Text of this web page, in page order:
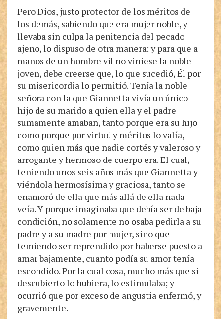
Pero Dios, justo protector de los méritos de
los demás, sabiendo que era mujer noble, y
llevaba sin culpa la penitencia del pecado
ajeno, lo dispuso de otra manera: y para que a
manos de un hombre vil no viniese la noble
joven, debe creerse que, lo que sucedió, Él por
su misericordia lo permitió. Tenía la noble
señora con la que Giannetta vivía un único
hijo de su marido a quien ella y el padre
sumamente amaban, tanto porque era su hijo
como porque por virtud y méritos lo valía,
como quien más que nadie cortés y valeroso y
arrogante y hermoso de cuerpo era. El cual,
teniendo unos seis años más que Giannetta y
viéndola hermosísima y graciosa, tanto se
enamoró de ella que más allá de ella nada
veía. Y porque imaginaba que debía ser de baja
condición, no solamente no osaba pedirla a su
padre y a su madre por mujer, sino que
temiendo ser reprendido por haberse puesto a
amar bajamente, cuanto podía su amor tenía
escondido. Por la cual cosa, mucho más que si
descubierto lo hubiera, lo estimulaba; y
ocurrió que por exceso de angustia enfermó, y
gravemente.